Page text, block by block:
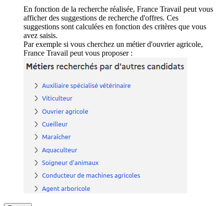
En fonction de la recherche réalisée, France Travail peut vous
afficher des suggestions de recherche d'offres. Ces
suggestions sont calculées en fonction des critères que vous
avez saisis.
Par exemple si vous cherchez un métier d'ouvrier agricole,
France Travail peut vous proposer :